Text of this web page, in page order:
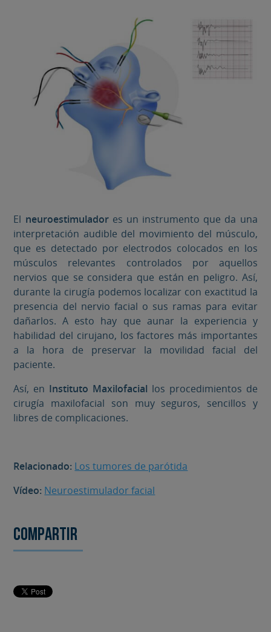
El neuroestimuladores un instrumento que da una
interpretación audible del movimiento del músculo,
que es detectado por electrodos colocados en los
músculos relevantes controlados por aquellos
nervios que se considera que están en peligro. Así,
durante la cirugía podemos localizar con exactitud la
presencia del nervio facial o sus ramas para evitar
dañarlos. A esto hay que aunar la experiencia y
habilidad del cirujano, los factores más importantes
a la hora de preservar la movilidad facial del
paciente.
Así, en Instituto Maxilofacial los procedimientos de
cirugía maxilofacial son muy seguros, sencillos y
libres de complicaciones.
Relacionado: Los tumores de parótida
Vídeo: Neuroestimulador facial
Compartir